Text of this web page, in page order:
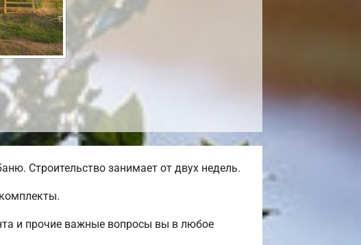
Строительство занимает от двух недель.
и прочие важные вопросы вы в любое